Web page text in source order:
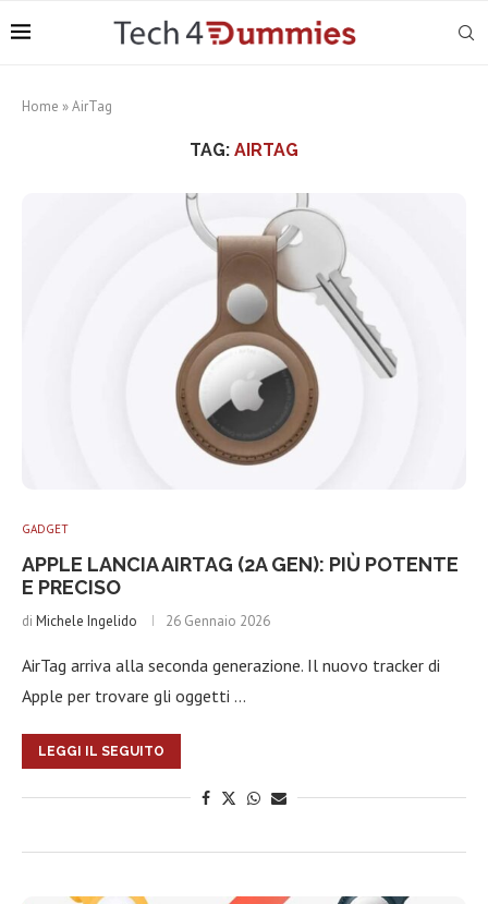
Home »AirTag
TAG: AIRTAG
GADGET
APPLE LANCIA AIRTAG (2A GEN): PIÙ POTENTE
E PRECISO
di Michele Ingelido 26 Gennaio 2026
AirTag arriva alla seconda generazione. Il nuovo tracker di
Apple per trovare gli oggetti …
LEGGI IL SEGUITO